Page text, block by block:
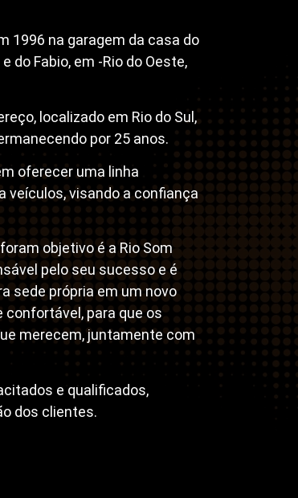
1996 na garagem da casa do
do Fabio, em -Rio do Oeste,
localizado em Rio do Sul,
por 25 anos.
oferecer uma linha
veículos, visando a confiança
objetivo é a Rio Som
pelo seu sucesso e é
sede própria em um novo
confortável, para que os
merecem, juntamente com
e qualificados,
dos clientes.